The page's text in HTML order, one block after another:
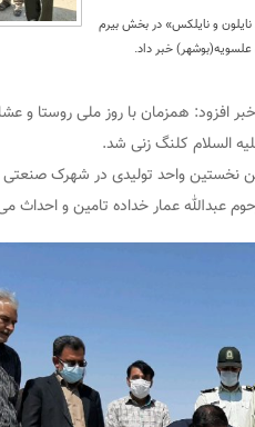
نایلون و نایلکس» در بخش بیرم
خبر داد.
افزود: همزمان با روز ملی روستا و
السلام کلنگ زنی شد.
نخستین واحد تولیدی در شهرک
عبدالله عمار خداده تامین و احداث